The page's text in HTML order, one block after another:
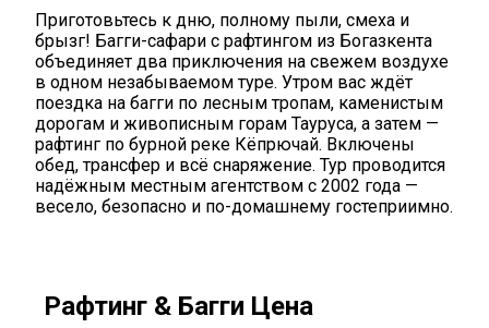
Приготовьтесь к дню, полному пыли, смеха и
брызг! Багги-сафари с рафтингом из Богазкента
объединяет два приключения на свежем воздухе
в одном незабываемом туре. Утром вас ждёт
поездка на багги по лесным тропам, каменистым
дорогам и живописным горам Тауруса, а затем —
рафтинг по бурной реке Кёпрючай. Включены
обед, трансфер и всё снаряжение. Тур проводится
надёжным местным агентством с 2002 года —
весело, безопасно и по-домашнему гостеприимно.
Рафтинг & Багги Цена